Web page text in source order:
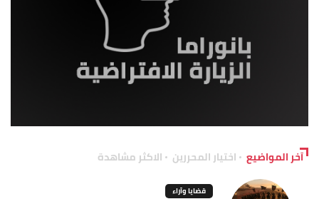
آخر المواضيع اختيار المحررين الاكثر مشاهدة
قضايا وآراء